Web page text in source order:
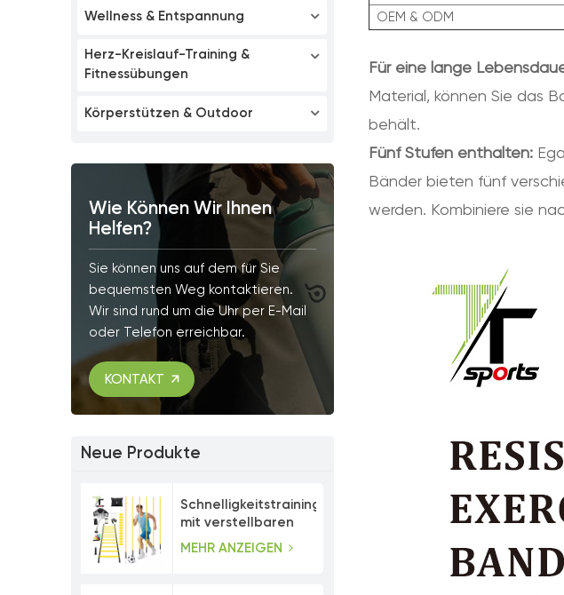
Wellness & Entspannung
Herz-Kreislauf-Training &
Fitnessübungen
Körperstützen & Outdoor
Wie Können Wir Ihnen
Helfen?
Sie können uns auf dem für Sie
bequemsten Weg kontaktieren.
Wir sind rund um die Uhr per E-Mail
oder Telefon erreichbar.
KONTAKT
Neue Produkte
Schnelligkeitstrainingsset
mit verstellbaren
Agility-Stangen
MEHR ANZEIGEN
OEM & ODM
Für eine lange
Material, können Sie das
behält.
Fünf Stufen enthalten:
Bänder bieten fünf
werden. Kombiniere sie